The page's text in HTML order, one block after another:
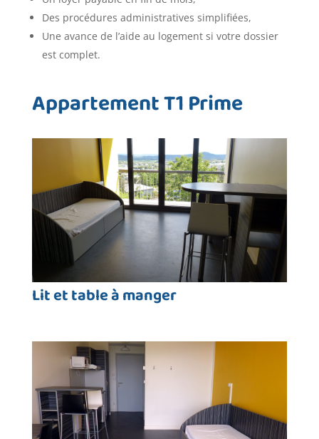
Des procédures administratives simplifiées,
Une avance de l’aide au logement si votre dossier
est complet.
Appartement T1 Prime
Lit et table à manger